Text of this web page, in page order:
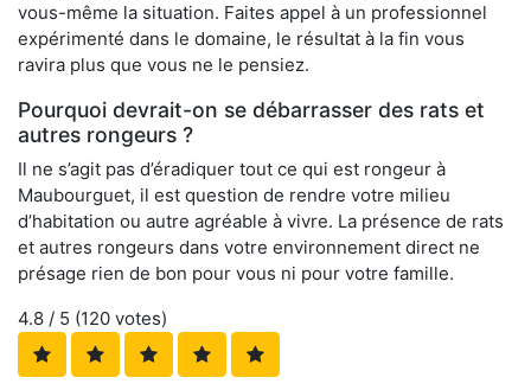
vous-même la situation. Faites appel à un professionnel
expérimenté dans le domaine, le résultat à la fin vous
ravira plus que vous ne le pensiez.
Pourquoi devrait-on se débarrasser des rats et
autres rongeurs ?
Il ne s’agit pas d’éradiquer tout ce qui est rongeur à
Maubourguet, il est question de rendre votre milieu
d’habitation ou autre agréable à vivre. La présence de rats
et autres rongeurs dans votre environnement direct ne
présage rien de bon pour vous ni pour votre famille.
4.8 / 5 (120 votes)